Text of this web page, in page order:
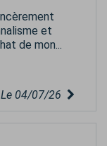
et
de mon...
Le 04/07/26